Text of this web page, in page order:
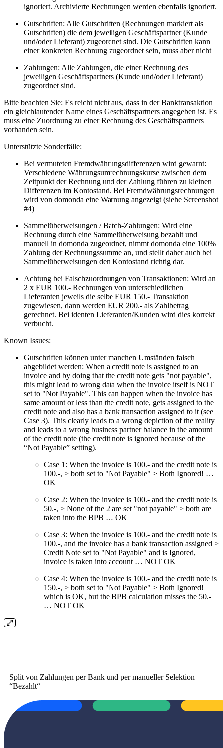
ignoriert. Archivierte Rechnungen werden ebenfalls ignoriert.
Gutschriften: Alle Gutschriften (Rechnungen markiert als
Gutschriften) die dem jeweiligen Geschäftspartner (Kunde
und/oder Lieferant) zugeordnet sind. Die Gutschriften kann
einer konkreten Rechnung zugeordnet sein, muss aber nicht
Zahlungen: Alle Zahlungen, die einer Rechnung des
jeweiligen Geschäftspartners (Kunde und/oder Lieferant)
zugeordnet sind.
Bitte beachten Sie: Es reicht nicht aus, dass in der Banktransaktion
ein gleichlautender Name eines Geschäftspartners angegeben ist. Es
muss eine Zuordnung zu einer Rechnung des Geschäftspartners
vorhanden sein.
Unterstützte Sonderfälle:
Bei vermuteten Fremdwährungsdifferenzen wird gewarnt:
Verschiedene Währungsumrechnungskurse zwischen dem
Zeitpunkt der Rechnung und der Zahlung führen zu kleinen
Differenzen im Kontostand. Bei Fremdwährungsrechnungen
wird von domonda eine Warnung angezeigt (siehe Screenshot
#4)
Sammelüberweisungen / Batch-Zahlungen: Wird eine
Rechnung durch eine Sammelüberweisung bezahlt und
manuell in domonda zugeordnet, nimmt domonda eine 100%
Zahlung der Rechnungssumme an, und stellt daher auch bei
Sammelüberweisungen den Kontostand richtig dar.
Achtung bei Falschzuordnungen von Transaktionen: Wird an
2 x EUR 100.- Rechnungen von unterschiedlichen
Lieferanten jeweils die selbe EUR 150.- Transaktion
zugewiesen, dann werden EUR 200.- als Zahlbetrag
gerechnet. Bei identen Lieferanten/Kunden wird dies korrekt
verbucht.
Known Issues:
Gutschriften können unter manchen Umständen falsch
abgebildet werden: When a credit note is assigned to an
invoice and by doing that the credit note gets "not payable",
this might lead to wrong data when the invoice itself is NOT
set to "Not Payable". This can happen when the invoice has
same amount or less than the credit note, gets assigned to the
credit note and also has a bank transaction assigned to it (see
Case 3). This clearly leads to a wrong depiction of the reality
and leads to a wrong business partner balance in the amount
of the credit note (the credit note is ignored because of the
“Not Payable” setting).
Case 1: When the invoice is 100.- and the credit note is
100.-, > both set to "Not Payable" > Both Ignored! …
OK
Case 2: When the invoice is 100.- and the credit note is
50.-, > None of the 2 are set "not payable" > both are
taken into the BPB … OK
Case 3: When the invoice is 100.- and the credit note is
100.-, and the invoice has a bank transaction assigned >
Credit Note set to "Not Payable" and is Ignored,
invoice is taken into account … NOT OK
Case 4: When the invoice is 100.- and the credit note is
150.-, > both set to "Not Payable" > Both Ignored!
which is OK, but the BPB calculation misses the 50.-
… NOT OK
Split von Zahlungen per Bank und per manueller Selektion
“Bezahlt“